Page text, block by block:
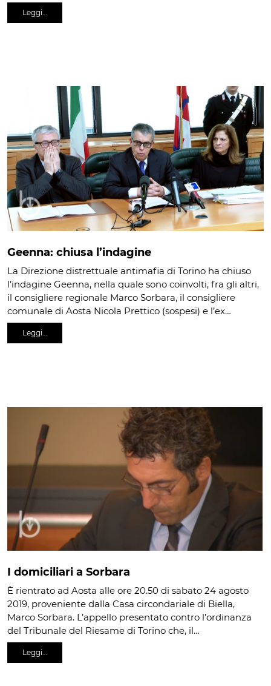
Leggi…
Geenna: chiusa l’indagine
La Direzione distrettuale antimafia di Torino ha chiuso
l’indagine Geenna, nella quale sono coinvolti, fra gli altri,
il consigliere regionale Marco Sorbara, il consigliere
comunale di Aosta Nicola Prettico (sospesi) e l’ex…
Leggi…
I domiciliari a Sorbara
È rientrato ad Aosta alle ore 20.50 di sabato 24 agosto
2019, proveniente dalla Casa circondariale di Biella,
Marco Sorbara. L’appello presentato contro l’ordinanza
del Tribunale del Riesame di Torino che, il…
Leggi…